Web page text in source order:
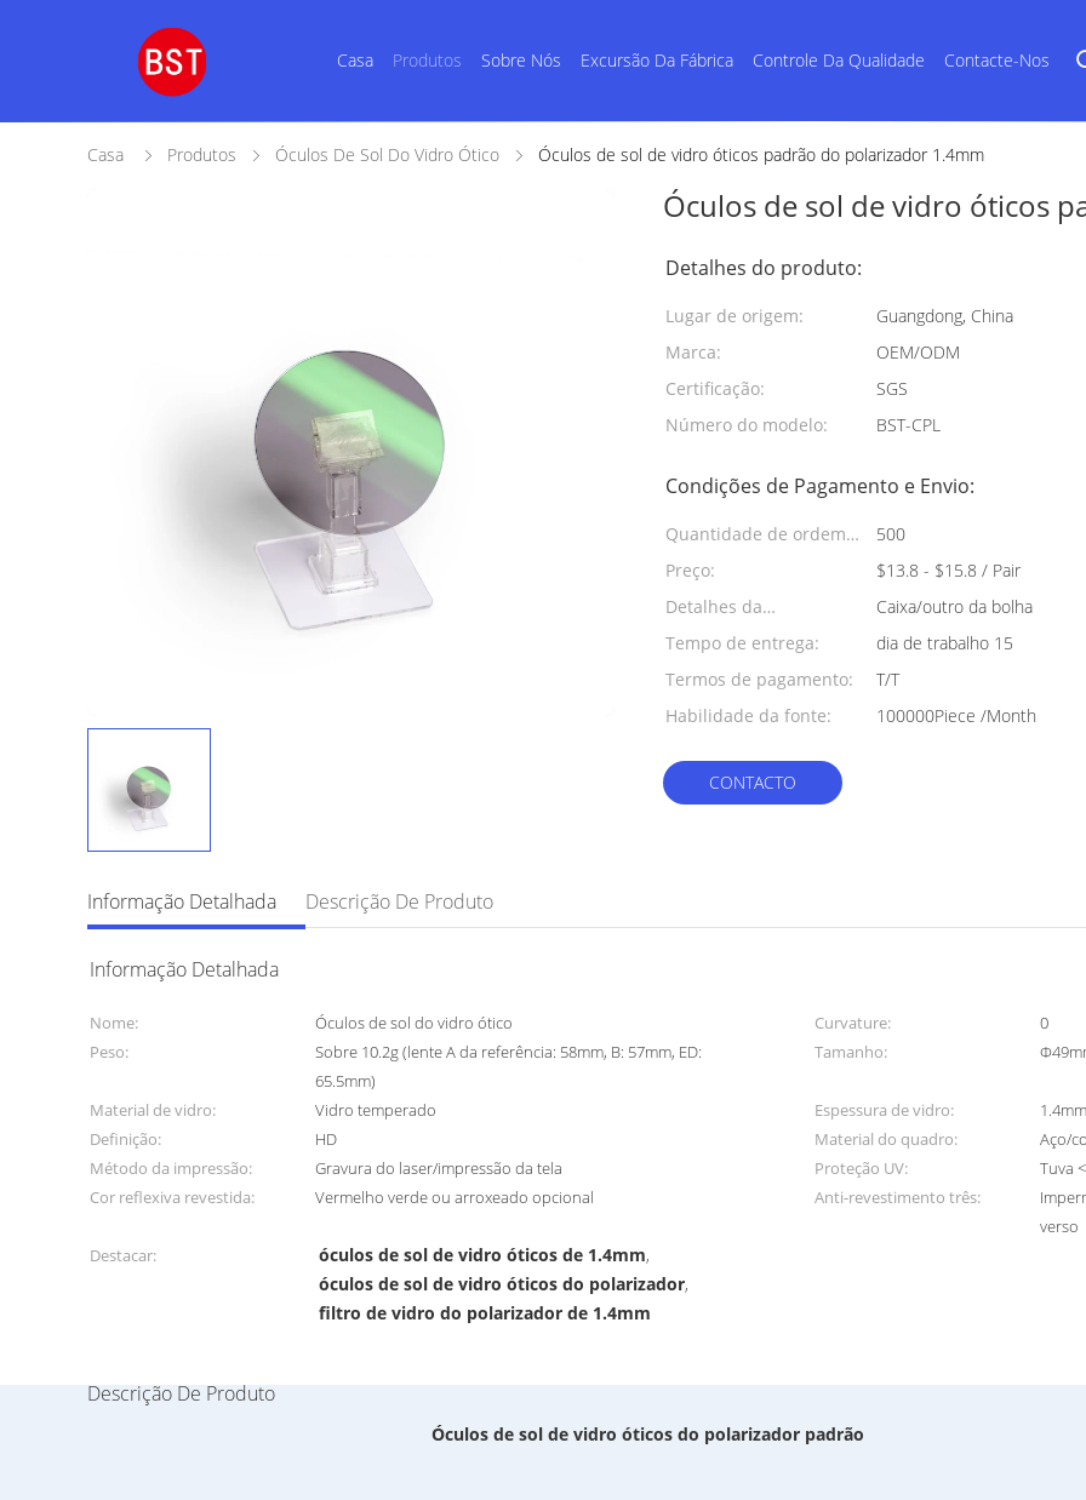
Casa Produtos Sobre Nós Excursão Da Fábrica Controle Da Qualidade Contacte-Nos
Casa Produtos Óculos De Sol Do Vidro Ótico Óculos de sol de vidro óticos padrão do polarizador 1.4mm
Óculos de sol de vidro óticos
Detalhes do produto:
Lugar de origem:
Guangdong, China
Marca:
OEM/ODM
Certificação:
SGS
Número do modelo:
BST-CPL
Condições de Pagamento e Envio:
Quantidade de ordem
mínima:
500
Preço:
$13.8 - $15.8 / Pair
Detalhes da
embalagem:
Caixa/outro da bolha
Tempo de entrega:
dia de trabalho 15
Termos de pagamento:
T/T
Habilidade da fonte:
100000Piece /Month
CONTACTO
Informação Detalhada Descrição De Produto
Informação Detalhada
Nome: Óculos de sol do vidro ótico Curvature:
0
Peso:
Sobre 10.2g (lente A da referência: 58mm, B: 57mm, ED:
65.5mm)
Tamanho:
Material de vidro: Vidro temperado Espessura de vidro:
Definição:
HD Material do quadro:
Aço/
Método da impressão:
Gravura do laser/impressão da tela Proteção UV:
Tuva
Cor reflexiva revestida:
Vermelho verde ou arroxeado opcional Anti-revestimento três:
verso
Destacar:
óculos de sol de vidro óticos de 1.4mm,
óculos de sol de vidro óticos do polarizador,
filtro de vidro do polarizador de 1.4mm
Descrição De Produto
Óculos de sol de vidro óticos do polarizador padrão